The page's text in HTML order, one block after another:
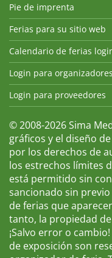
Pie de imprenta
Ferias para su sitio web
Calendario de ferias
Login para organizadores
Login para proveedores
© 2008-2026 Sima
gráficos y el diseño
por los derechos de
los estrechos límites
está permitido sin
sancionado sin
de ferias que
tanto, la propiedad
¡Salvo error o
de exposición son